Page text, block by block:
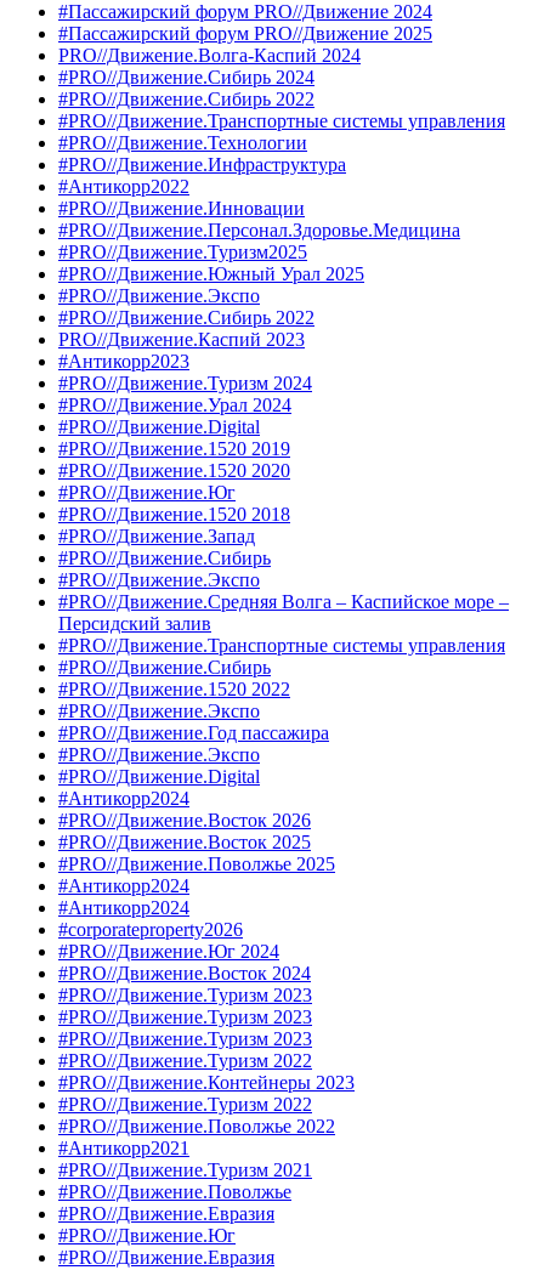
#Пассажирский форум PRO//Движение 2024
#Пассажирский форум PRO//Движение 2025
PRO//Движение.Волга-Каспий 2024
#PRO//Движение.Сибирь 2024
#PRO//Движение.Сибирь 2022
#PRO//Движение.Транспортные системы управления
#PRO//Движение.Технологии
#PRO//Движение.Инфраструктура
#Антикорр2022
#PRO//Движение.Инновации
#PRO//Движение.Персонал.Здоровье.Медицина
#PRO//Движение.Туризм2025
#PRO//Движение.Южный Урал 2025
#PRO//Движение.Экспо
#PRO//Движение.Сибирь 2022
PRO//Движение.Каспий 2023
#Антикорр2023
#PRO//Движение.Туризм 2024
#PRO//Движение.Урал 2024
#PRO//Движение.Digital
#PRO//Движение.1520 2019
#PRO//Движение.1520 2020
#PRO//Движение.Юг
#PRO//Движение.1520 2018
#PRO//Движение.Запад
#PRO//Движение.Сибирь
#PRO//Движение.Экспо
#PRO//Движение.Средняя Волга – Каспийское море –
Персидский залив
#PRO//Движение.Транспортные системы управления
#PRO//Движение.Сибирь
#PRO//Движение.1520 2022
#PRO//Движение.Экспо
#PRO//Движение.Год пассажира
#PRO//Движение.Экспо
#PRO//Движение.Digital
#Антикорр2024
#PRO//Движение.Восток 2026
#PRO//Движение.Восток 2025
#PRO//Движение.Поволжье 2025
#Антикорр2024
#Антикорр2024
#corporateproperty2026
#PRO//Движение.Юг 2024
#PRO//Движение.Восток 2024
#PRO//Движение.Туризм 2023
#PRO//Движение.Туризм 2023
#PRO//Движение.Туризм 2023
#PRO//Движение.Туризм 2022
#PRO//Движение.Контейнеры 2023
#PRO//Движение.Туризм 2022
#PRO//Движение.Поволжье 2022
#Антикорр2021
#PRO//Движение.Туризм 2021
#PRO//Движение.Поволжье
#PRO//Движение.Евразия
#PRO//Движение.Юг
#PRO//Движение.Евразия